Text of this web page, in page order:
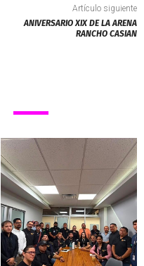
Artículo siguiente
ANIVERSARIO XIX DE LA ARENA
RANCHO CASIAN